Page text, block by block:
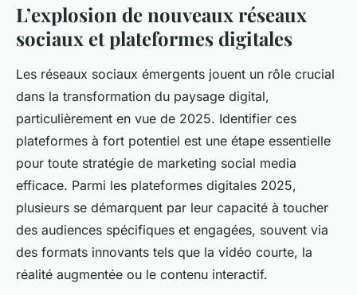
L’explosion de nouveaux réseaux
sociaux et plateformes digitales
Les réseaux sociaux émergents jouent un rôle crucial
dans la transformation du paysage digital,
particulièrement en vue de 2025. Identifier ces
plateformes à fort potentiel est une étape essentielle
pour toute stratégie de marketing social media
efficace. Parmi les plateformes digitales 2025,
plusieurs se démarquent par leur capacité à toucher
des audiences spécifiques et engagées, souvent via
des formats innovants tels que la vidéo courte, la
réalité augmentée ou le contenu interactif.